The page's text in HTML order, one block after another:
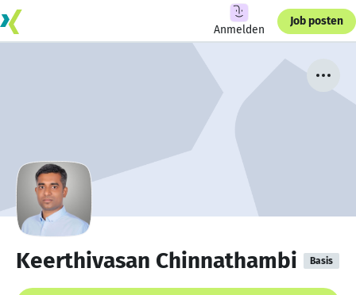
Anmelden
Job posten
Keerthivasan Chinnathambi Basis